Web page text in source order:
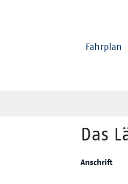
Fahrplan
Das
Anschrift